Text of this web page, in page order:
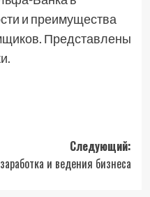
и преимущества
Представлены
Следующий:
и ведения бизнеса